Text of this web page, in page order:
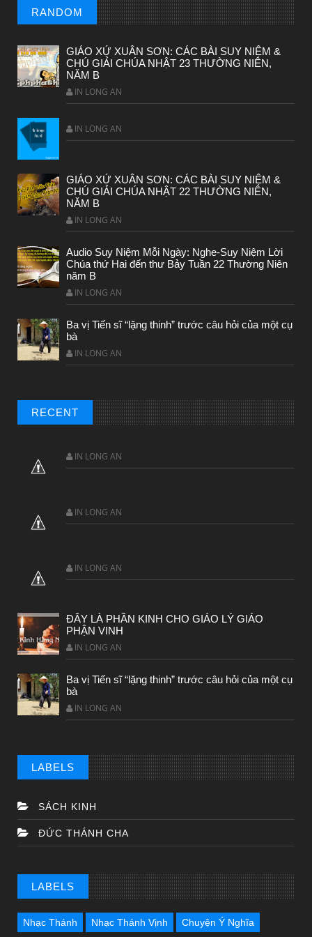
BÀI NỔI BẬT
HẠT GIỐNG TÂM HỒN
RANDOM
GIÁO XỨ XUÂN SƠN: CÁC BÀI SUY NIỆM &
CHÚ GIẢI CHÚA NHẬT 23 THƯỜNG NIÊN,
NĂM B
IN LONG AN
IN LONG AN
GIÁO XỨ XUÂN SƠN: CÁC BÀI SUY NIỆM &
CHÚ GIẢI CHÚA NHẬT 22 THƯỜNG NIÊN,
NĂM B
IN LONG AN
Audio Suy Niệm Mỗi Ngày: Nghe-Suy Niệm Lời
Chúa thứ Hai đến thư Bảy Tuần 22 Thường Niên
năm B
IN LONG AN
Ba vị Tiến sĩ “lặng thinh” trước câu hỏi của một cụ
bà
IN LONG AN
RECENT
IN LONG AN
IN LONG AN
IN LONG AN
ĐÂY LÀ PHẦN KINH CHO GIÁO LÝ GIÁO
PHẬN VINH
IN LONG AN
Ba vị Tiến sĩ “lặng thinh” trước câu hỏi của một cụ
bà
IN LONG AN
LABELS
SÁCH KINH
ĐỨC THÁNH CHA
LABELS
Nhạc Thánh Nhạc Thánh Vịnh Chuyện Ý Nghĩa